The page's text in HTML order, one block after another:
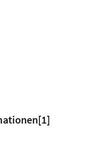
[1]